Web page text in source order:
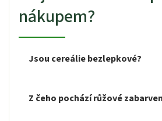
nákupem?
Jsou cereálie bezlepkové?
Z čeho pochází růžové